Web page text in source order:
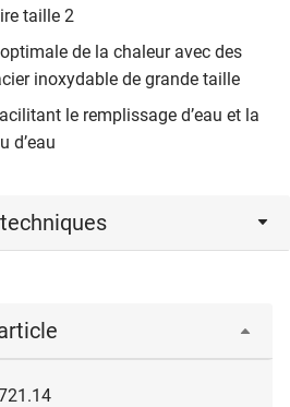
taille 2
de la chaleur avec des
inoxydable de grande taille
le remplissage d’eau et la
d’eau